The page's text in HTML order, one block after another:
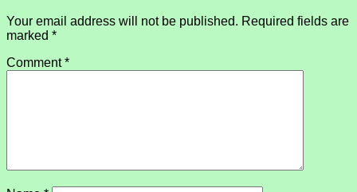
Your email address will not be published. Required fields are
marked *
Comment*